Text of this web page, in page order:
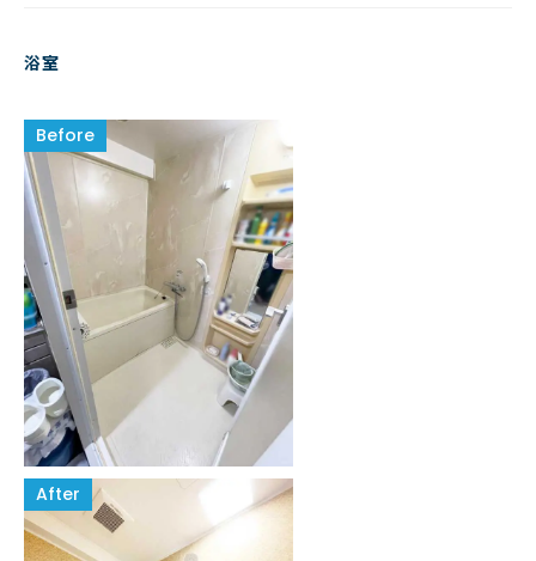
浴室